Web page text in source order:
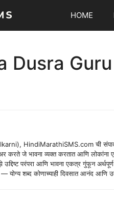
HOME
Dusra
HindiMarathiSMS.com ची
करते जे भावना व्यक्त करतात आणि
उद्दिष्ट परंपरा आणि भावना एकत्र गुंफून
— योग्य शब्द कोणाच्याही दिवसात आनंद आणि